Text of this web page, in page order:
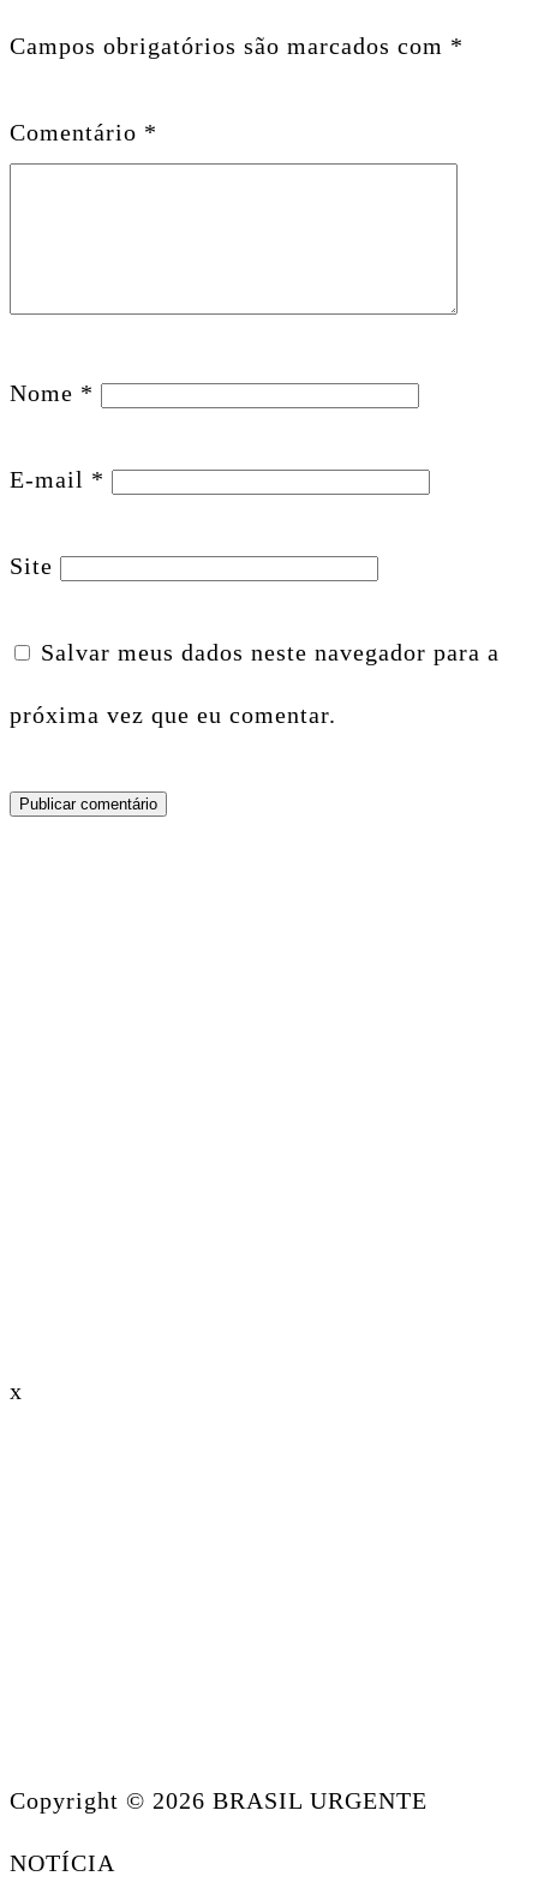
Campos obrigatórios são marcados com *
Comentário *
Nome *
E-mail *
Site
Salvar meus dados neste navegador para a
próxima vez que eu comentar.
x
Copyright © 2026 BRASIL URGENTE
NOTÍCIA